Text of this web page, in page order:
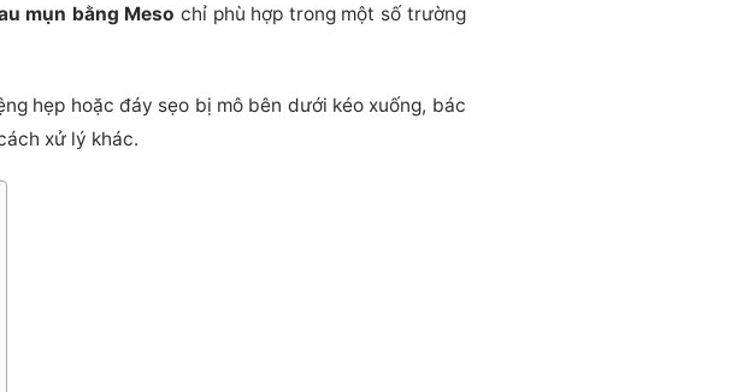
mụn bằng Meso chỉ phù hợp trong một số trường
hẹp hoặc đáy sẹo bị mô bên dưới kéo xuống, bác
xử lý khác.